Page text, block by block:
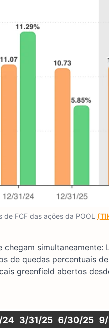
de FCF das ações da POOL
simultaneamente:
de quedas percentuais
greenfield abertos